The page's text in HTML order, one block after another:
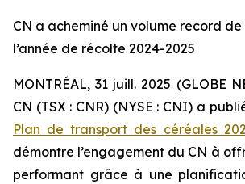
CN a acheminé un volume record
l’année de récolte 2024-2025
MONTRÉAL, 31 juill. 2025 (GLOBE
CN (TSX : CNR) (NYSE : CNI) a
Plan de transport des céréales
démontre l’engagement du CN à
performant grâce à une